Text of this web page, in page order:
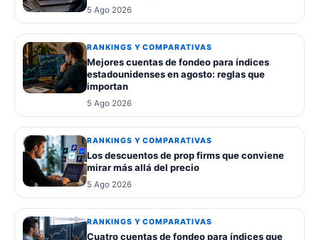
5 Ago 2026
RANKINGS Y COMPARATIVAS
Mejores cuentas de fondeo para índices
estadounidenses en agosto: reglas que
importan
5 Ago 2026
RANKINGS Y COMPARATIVAS
Los descuentos de prop firms que conviene
mirar más allá del precio
5 Ago 2026
RANKINGS Y COMPARATIVAS
Cuatro cuentas de fondeo para índices que